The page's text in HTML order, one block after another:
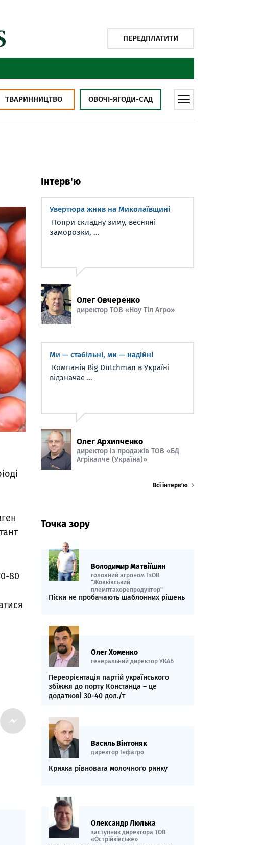
ПЕРЕДПЛАТИТИ
ТВАРИННИЦТВО ОВОЧІ-ЯГОДИ-САД
80
Інтерв'ю
Увертюра жнив на Миколаївщині
Попри складну зиму, весняні
заморозки, ...
Олег Овчеренко
директор ТОВ «Ноу Тіл Агро»
Ми — стабільні, ми — надійні
Компанія Big Dutchman в Україні
відзначає ...
Олег Архипченко
директор із продажів ТОВ «БД
Агрікалче (Україна)»
Всі інтерв’ю
Точка зору
Володимир Матвіїшин
головний агроном ТзОВ
"Жовківський
племптахорепродуктор"
Піски не пробачають шаблонних рішень
Олег Хоменко
генеральний директор УКАБ
Переорієнтація партій українського
збіжжя до порту Констанца – це
додаткові 30-40 дол./т
Василь Вінтоняк
директор Інфагро
Крихка рівновага молочного ринку
Олександр Люлька
заступник директора ТОВ
«Острійківське»